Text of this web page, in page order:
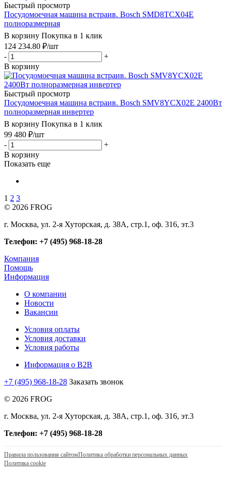
Быстрый просмотр
Посудомоечная машина встраив. Bosch SMD8TCX04E
полноразмерная
В корзину Покупка в 1 клик
124 234.80 ₽/шт
-
+
В корзину
Быстрый просмотр
Посудомоечная машина встраив. Bosch SMV8YCX02E 2400Вт
полноразмерная инвертер
В корзину Покупка в 1 клик
99 480 ₽/шт
-
+
В корзину
Показать еще
1 2 3
© 2026 FROG
г. Москва, ул. 2-я Хуторская, д. 38А, стр.1, оф. 316, эт.3
Телефон: +7 (495) 968-18-28
Компания
Помощь
Информация
О компании
Новости
Вакансии
Условия оплаты
Условия доставки
Условия работы
Информация о B2B
+7 (495) 968-18-28 Заказать звонок
© 2026 FROG
г. Москва, ул. 2-я Хуторская, д. 38А, стр.1, оф. 316, эт.3
Телефон: +7 (495) 968-18-28
Правила пользования сайтомПолитика обработки персональных данных
Политика cookie